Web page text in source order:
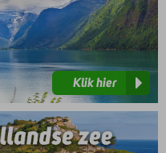
Klik hier